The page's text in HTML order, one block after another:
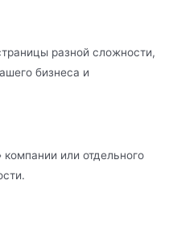
разной сложности,
бизнеса и
компании или отдельного